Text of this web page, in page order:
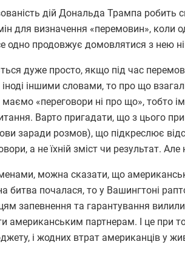
дій Дональда Трампа робить
для визначення «перемовин», коли
одно продовжує домовлятися з нею
дуже просто, якщо під час
іншими словами, то про що
«переговори ні про що», тобто
Варто пригадати, що з цього
заради розмов), що підкреслює
а не їхній зміст чи результат.
можна сказати, що
битва почалася, то у Вашингтоні
запевнення та гарантування
американським партнерам. І це
і жодних втрат американців у